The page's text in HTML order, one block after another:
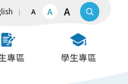
A A A
專區 學生專區